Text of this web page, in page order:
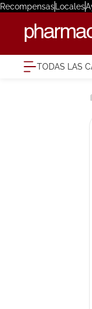
RecompensasLocales
TODAS LAS